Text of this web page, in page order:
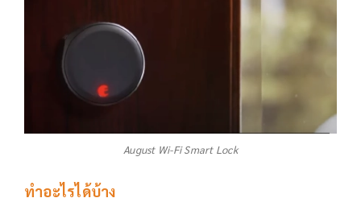
August Wi-Fi Smart Lock
ทำอะไรได้บ้าง